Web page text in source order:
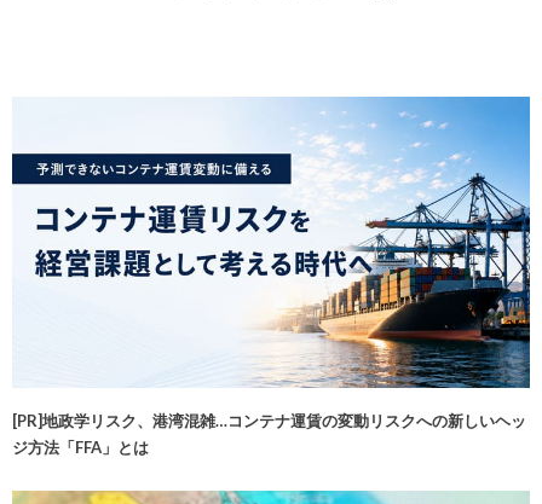
[PR]地政学リスク、港湾混雑…コンテナ運賃の変動リスクへの新しいヘッ
ジ方法「FFA」とは